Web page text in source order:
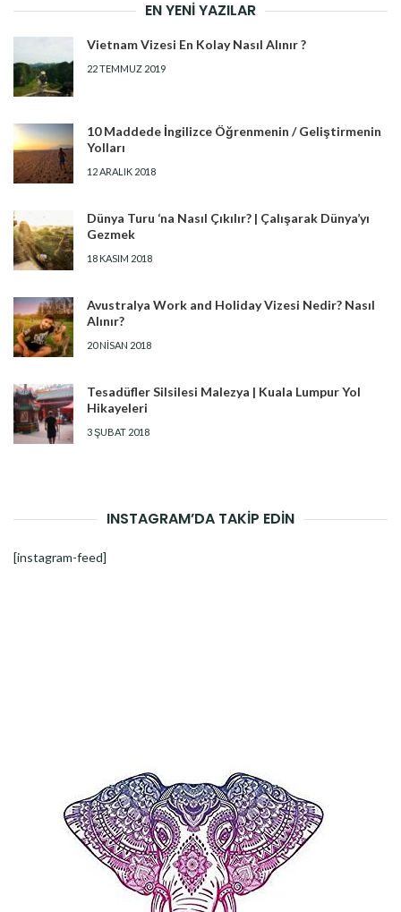
EN YENI YAZILAR
Vietnam Vizesi En Kolay Nasıl Alınır ?
22 TEMMUZ 2019
10 Maddede İngilizce Öğrenmenin / Geliştirmenin
Yolları
12 ARALIK 2018
Dünya Turu ‘na Nasıl Çıkılır? | Çalışarak Dünya’yı
Gezmek
18 KASIM 2018
Avustralya Work and Holiday Vizesi Nedir? Nasıl
Alınır?
20 NISAN 2018
Tesadüfler Silsilesi Malezya | Kuala Lumpur Yol
Hikayeleri
3 ŞUBAT 2018
INSTAGRAM’DA TAKİP EDİN
[instagram-feed]